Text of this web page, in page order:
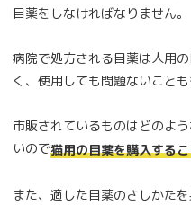
目薬をしなければなりません。
病院で処方される目薬は人用
く、使用しても問題ないことも
市販されているものはどのよ
いので猫用の目薬を購入する
また、適した目薬のさしかた